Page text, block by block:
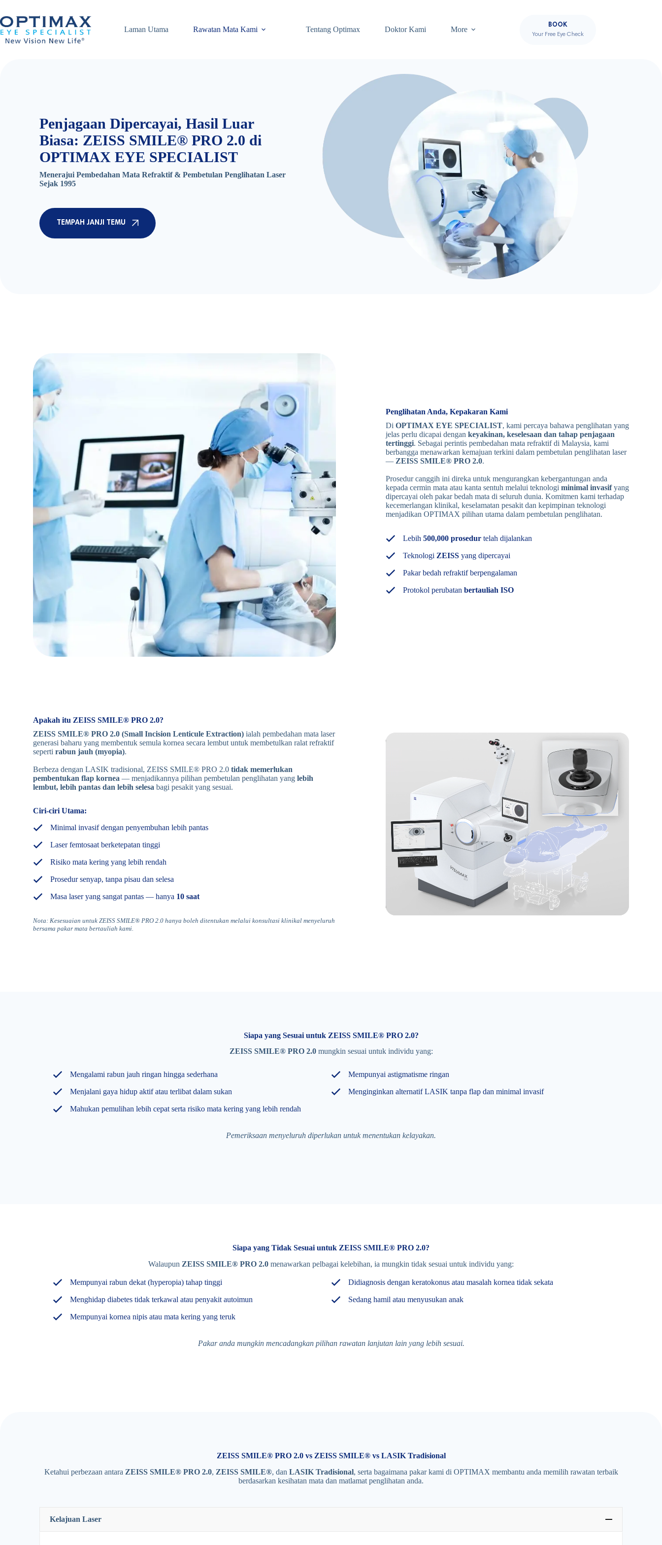
content
Laman Utama
Rawatan Mata Kami Tentang Optimax Doktor Kami More BOOK
Your Free Eye Check
Penjagaan Dipercayai, Hasil Luar
Biasa: ZEISS SMILE® PRO 2.0 di
OPTIMAX EYE SPECIALIST
Menerajui Pembedahan Mata Refraktif & Pembetulan Penglihatan Laser
Sejak 1995
TEMPAH JANJI TEMU
Penglihatan Anda, Kepakaran Kami
Di OPTIMAX EYE SPECIALIST, kami percaya bahawa penglihatan yang
jelas perlu dicapai dengan keyakinan, keselesaan dan tahap penjagaan
tertinggi. Sebagai perintis pembedahan mata refraktif di Malaysia, kami
berbangga menawarkan kemajuan terkini dalam pembetulan penglihatan laser
— ZEISS SMILE® PRO 2.0.
Prosedur canggih ini direka untuk mengurangkan kebergantungan anda
kepada cermin mata atau kanta sentuh melalui teknologi minimal invasifyang
dipercayai oleh pakar bedah mata di seluruh dunia. Komitmen kami terhadap
kecemerlangan klinikal, keselamatan pesakit dan kepimpinan teknologi
menjadikan OPTIMAX pilihan utama dalam pembetulan penglihatan.
Lebih 500,000 prosedurtelah dijalankan
Teknologi ZEISSyang dipercayai
Pakar bedah refraktif berpengalaman
Protokol perubatan bertauliah ISO
Apakah itu ZEISS SMILE® PRO 2.0?
ZEISS SMILE® PRO 2.0 (Small Incision Lenticule Extraction) ialah pembedahan mata laser
generasi baharu yang membentuk semula kornea secara lembut untuk membetulkan ralat refraktif
sepertirabun jauh (myopia).
Berbeza dengan LASIK tradisional, ZEISS SMILE® PRO 2.0tidak memerlukan
pembentukan flap kornea — menjadikannya pilihan pembetulan penglihatan yanglebih
lembut, lebih pantas dan lebih selesa bagi pesakit yang sesuai.
Ciri-ciri Utama:
Minimal invasif dengan penyembuhan lebih pantas
Laser femtosaat berketepatan tinggi
Risiko mata kering yang lebih rendah
Prosedur senyap, tanpa pisau dan selesa
Masa laser yang sangat pantas — hanya 10 saat
Nota: Kesesuaian untuk ZEISS SMILE® PRO 2.0 hanya boleh ditentukan melalui konsultasi klinikal menyeluruh
bersama pakar mata bertauliah kami.
Siapa yang Sesuai untuk ZEISS SMILE® PRO 2.0?
ZEISS SMILE® PRO 2.0mungkin sesuai untuk individu yang:
Mengalami rabun jauh ringan hingga sederhana Mempunyai astigmatisme ringan
Menjalani gaya hidup aktif atau terlibat dalam sukan Menginginkan alternatif LASIK tanpa flap dan minimal invasif
Mahukan pemulihan lebih cepat serta risiko mata kering yang lebih rendah
Pemeriksaan menyeluruh diperlukan untuk menentukan kelayakan.
Siapa yang Tidak Sesuai untuk ZEISS SMILE® PRO 2.0?
Walaupun ZEISS SMILE® PRO 2.0 menawarkan pelbagai kelebihan, ia mungkin tidak sesuai untuk individu yang:
Mempunyai rabun dekat (hyperopia) tahap tinggi Didiagnosis dengan keratokonus atau masalah kornea tidak sekata
Menghidap diabetes tidak terkawal atau penyakit autoimun Sedang hamil atau menyusukan anak
Mempunyai kornea nipis atau mata kering yang teruk
Pakar anda mungkin mencadangkan pilihan rawatan lanjutan lain yang lebih sesuai.
ZEISS SMILE® PRO 2.0 vs ZEISS SMILE® vs LASIK Tradisional
Ketahui perbezaan antara ZEISS SMILE® PRO 2.0, ZEISS SMILE®, dan LASIK Tradisional, serta bagaimana pakar kami di OPTIMAX membantu anda memilih rawatan terbaik
berdasarkan kesihatan mata dan matlamat penglihatan anda.
Kelajuan Laser